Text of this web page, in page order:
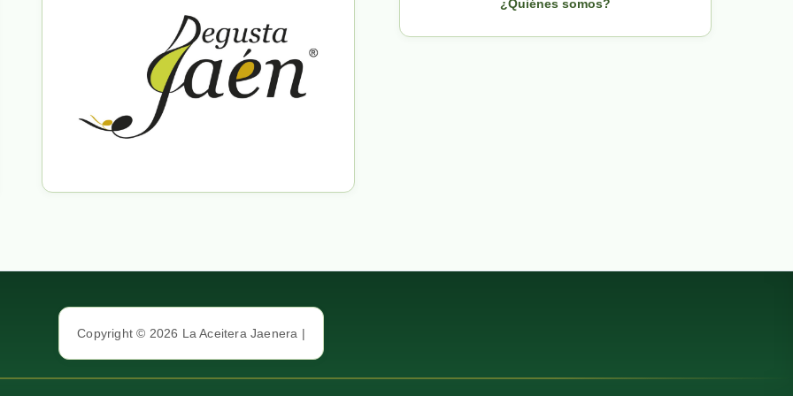
¿Quiénes somos?
Copyright © 2026 La Aceitera Jaenera |